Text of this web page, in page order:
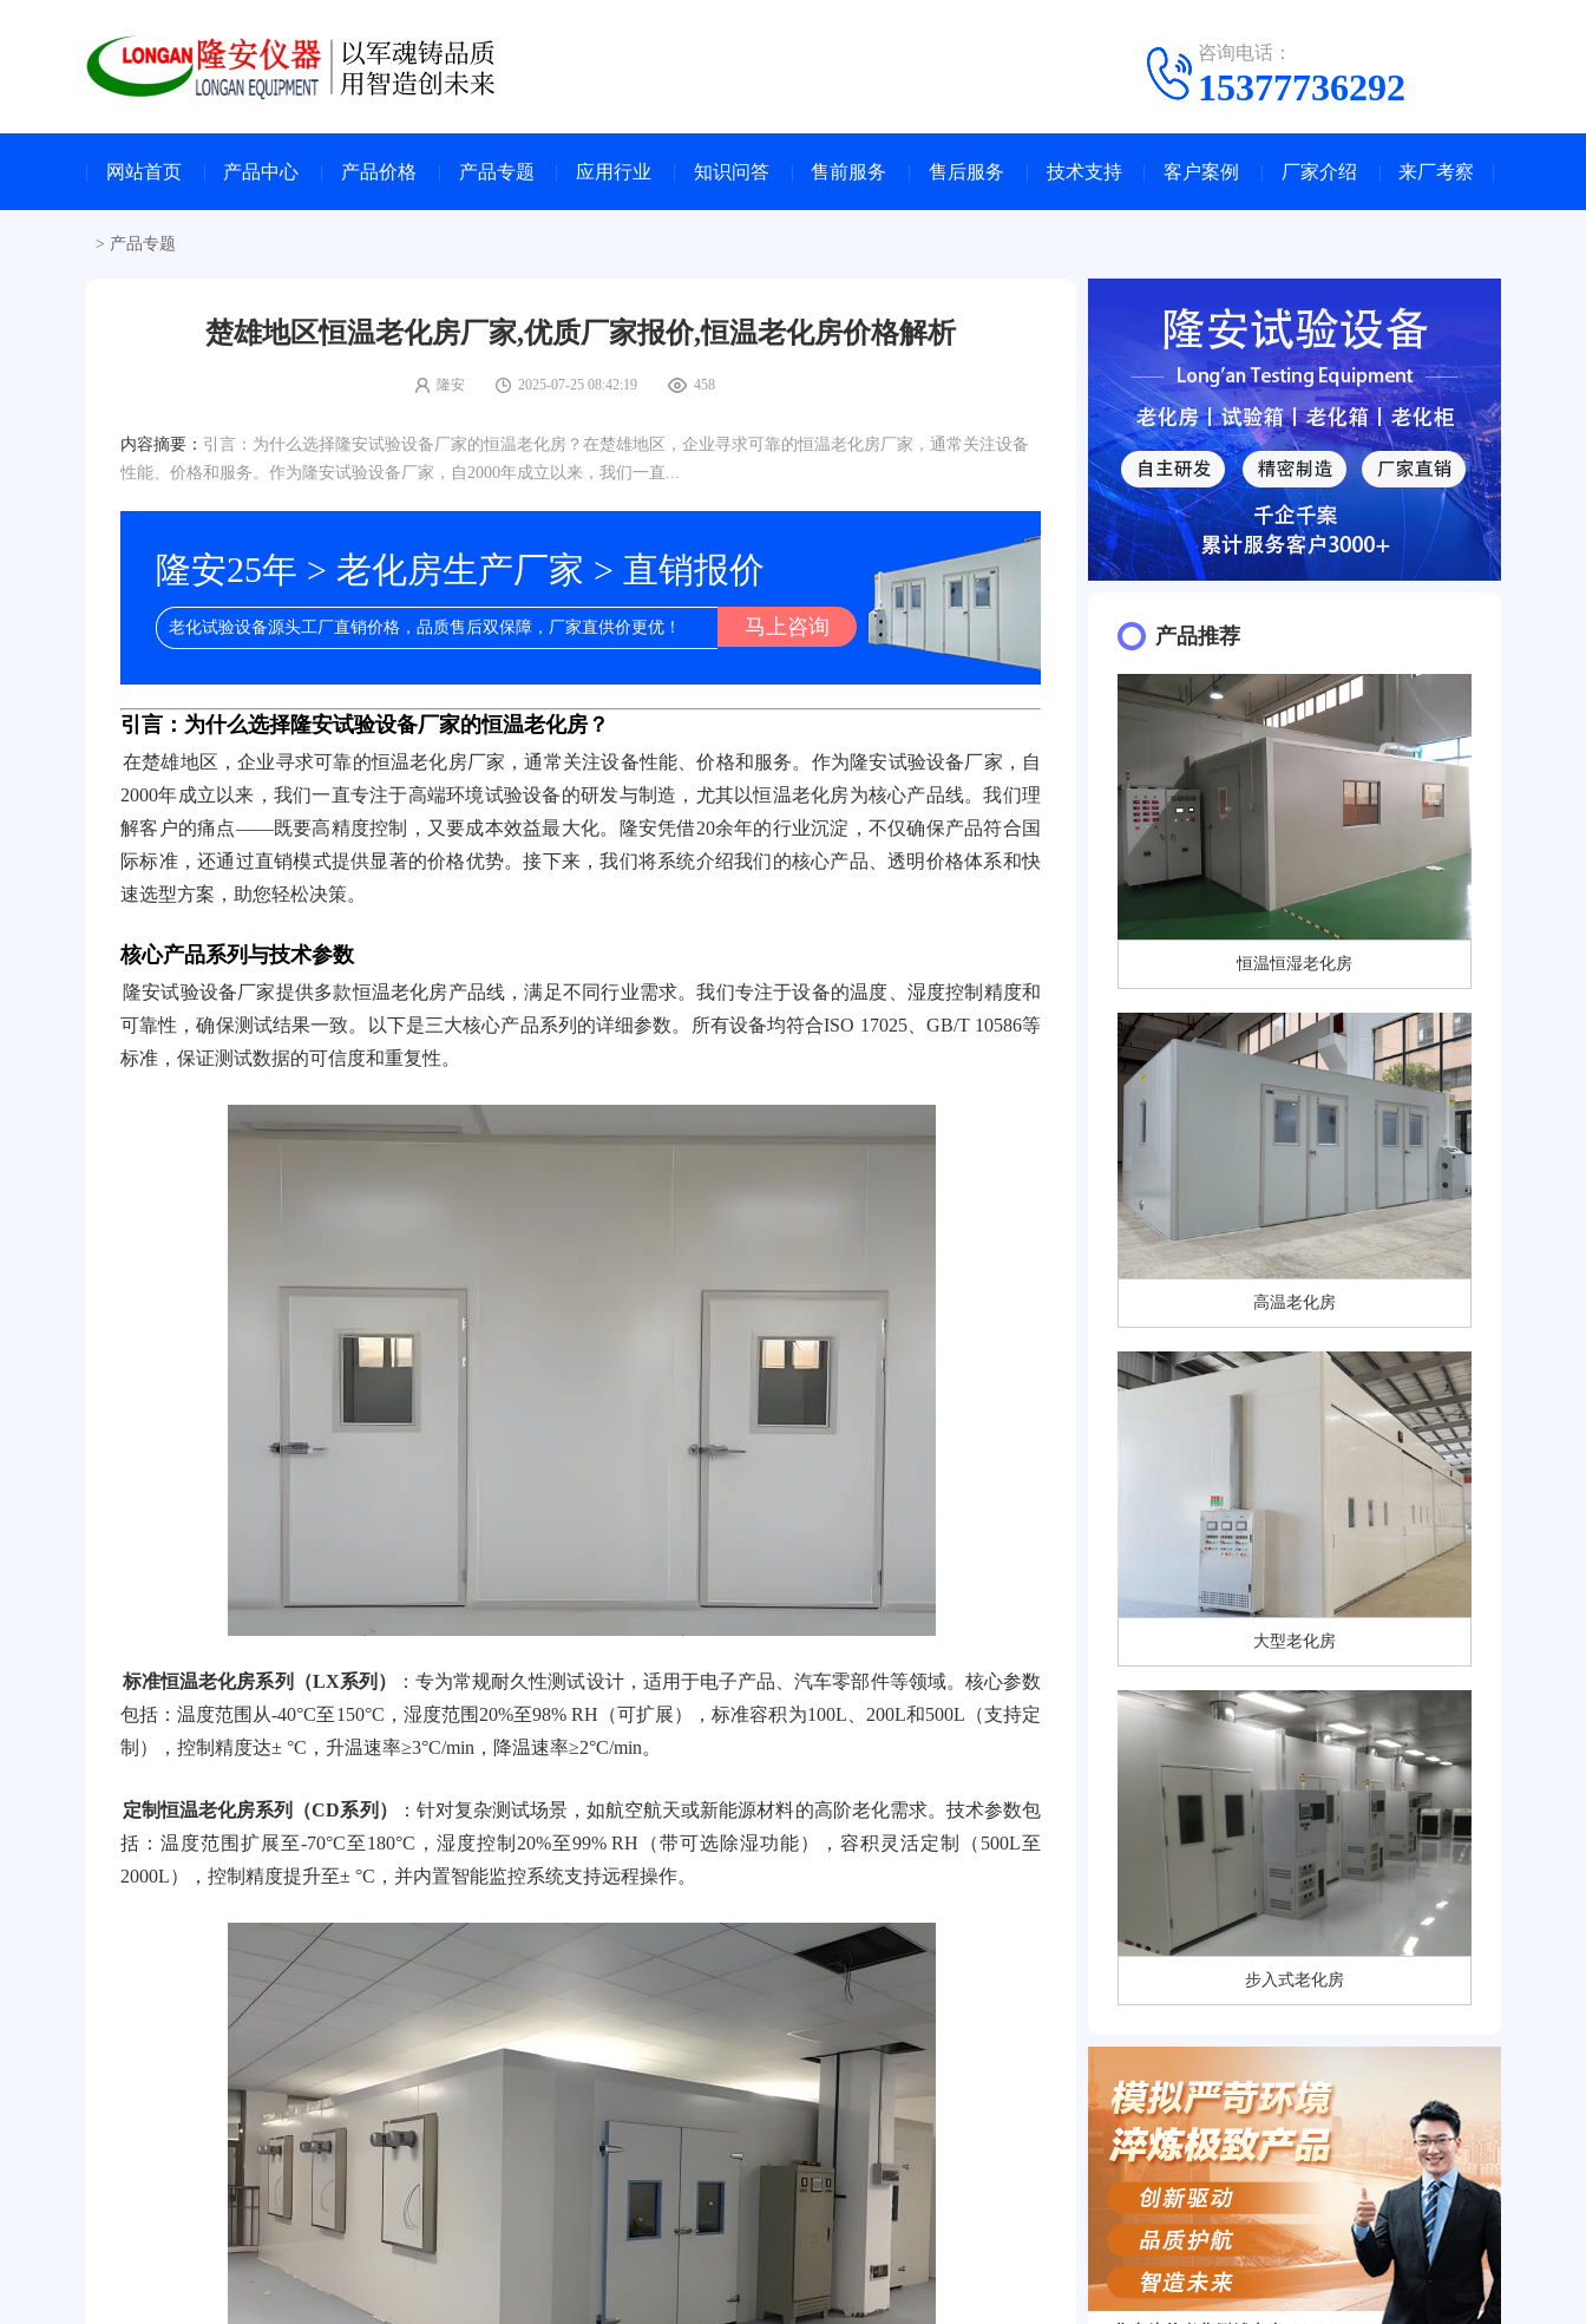
咨询电话：
15377736292
网站首页 产品中心 产品价格 产品专题 应用行业 知识问答 售前服务 售后服务 技术支持 客户案例 厂家介绍 来厂考察
> 产品专题
楚雄地区恒温老化房厂家,优质厂家报价,恒温老化房价格解析
隆安 2025-07-25 08:42:19 458
内容摘要： 引言：为什么选择隆安试验设备厂家的恒温老化房？在楚雄地区，企业寻求可靠的恒温老化房厂家，通常关注设备
性能、价格和服务。作为隆安试验设备厂家，自2000年成立以来，我们一直...
隆安25年 > 老化房生产厂家 > 直销报价
老化试验设备源头工厂直销价格，品质售后双保障，厂家直供价更优！ 马上咨询
引言：为什么选择隆安试验设备厂家的恒温老化房？
在楚雄地区，企业寻求可靠的恒温老化房厂家，通常关注设备性能、价格和服务。作为隆安试验设备厂家，自
2000年成立以来，我们一直专注于高端环境试验设备的研发与制造，尤其以恒温老化房为核心产品线。我们理
解客户的痛点——既要高精度控制，又要成本效益最大化。隆安凭借20余年的行业沉淀，不仅确保产品符合国
际标准，还通过直销模式提供显著的价格优势。接下来，我们将系统介绍我们的核心产品、透明价格体系和快
速选型方案，助您轻松决策。
核心产品系列与技术参数
隆安试验设备厂家提供多款恒温老化房产品线，满足不同行业需求。我们专注于设备的温度、湿度控制精度和
可靠性，确保测试结果一致。以下是三大核心产品系列的详细参数。所有设备均符合ISO 17025、GB/T 10586等
标准，保证测试数据的可信度和重复性。
标准恒温老化房系列（LX系列）
：专为常规耐久性测试设计，适用于电子产品、汽车零部件等领域。核心参数
包括：温度范围从-40°C至150°C，湿度范围20%至98% RH（可扩展），标准容积为100L、200L和500L（支持定
制），控制精度达± °C，升温速率≥3°C/min，降温速率≥2°C/min。
定制恒温老化房系列（CD系列）
：针对复杂测试场景，如航空航天或新能源材料的高阶老化需求。技术参数包
括：温度范围扩展至-70°C至180°C，湿度控制20%至99% RH（带可选除湿功能），容积灵活定制（500L至
2000L），控制精度提升至± °C，并内置智能监控系统支持远程操作。
产品推荐
恒温恒湿老化房
高温老化房
大型老化房
步入式老化房